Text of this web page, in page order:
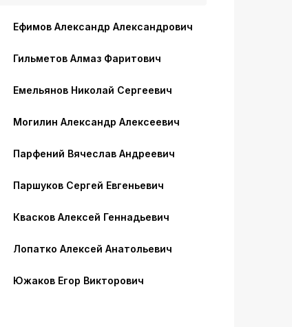
Ефимов Александр Александрович
Гильметов Алмаз Фаритович
Емельянов Николай Сергеевич
Могилин Александр Алексеевич
Парфений Вячеслав Андреевич
Паршуков Сергей Евгеньевич
Квасков Алексей Геннадьевич
Лопатко Алексей Анатольевич
Южаков Егор Викторович